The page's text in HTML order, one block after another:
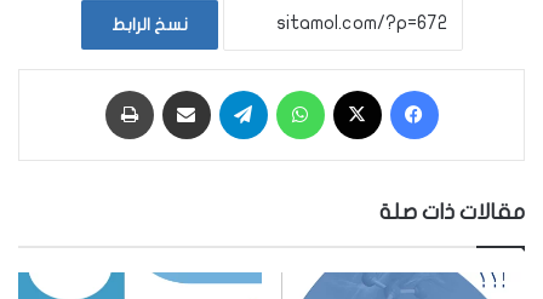
نسخ الرابط
مقالات ذات صلة